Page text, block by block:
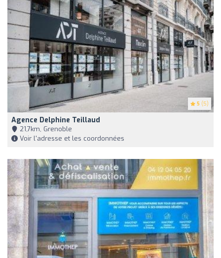
5 (5)
Agence Delphine Teillaud
21,7km, Grenoble
Voir l'adresse et les coordonnées